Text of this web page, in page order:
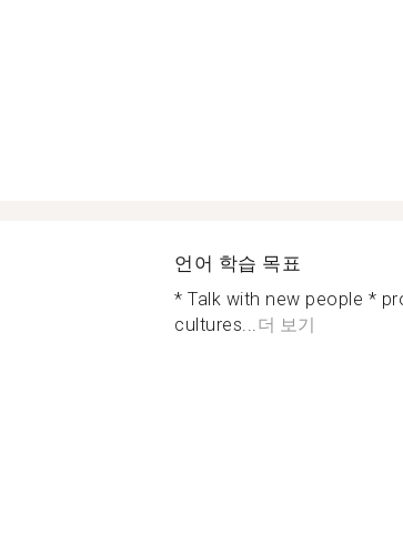
언어 학습 목표
* Talk with new people *
cultures...더 보기